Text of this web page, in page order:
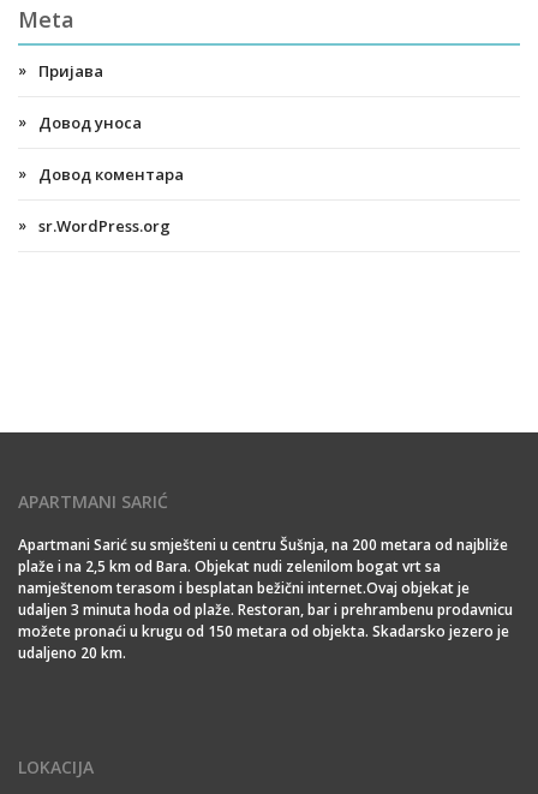
Meta
Пријава
Довод уноса
Довод коментара
sr.WordPress.org
APARTMANI SARIĆ
Apartmani Sarić su smješteni u centru Šušnja, na 200 metara od najbliže
plaže i na 2,5 km od Bara. Objekat nudi zelenilom bogat vrt sa
namještenom terasom i besplatan bežični internet.Ovaj objekat je
udaljen 3 minuta hoda od plaže. Restoran, bar i prehrambenu prodavnicu
možete pronaći u krugu od 150 metara od objekta. Skadarsko jezero je
udaljeno 20 km.
LOKACIJA